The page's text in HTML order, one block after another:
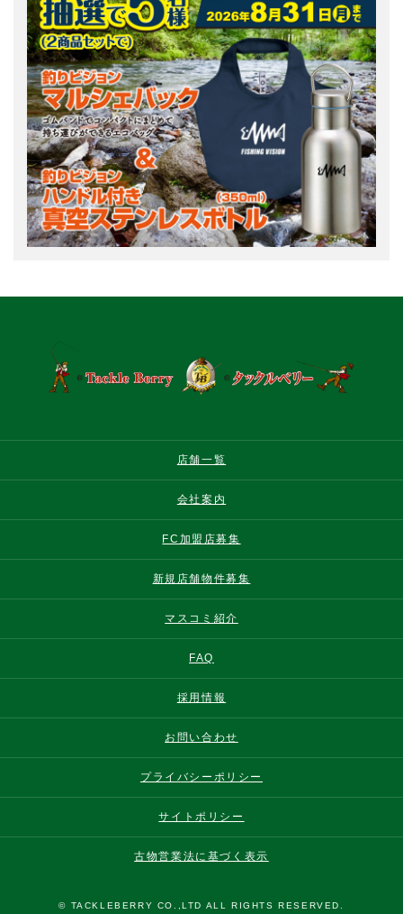
店舗一覧
会社案内
FC加盟店募集
新規店舗物件募集
マスコミ紹介
FAQ
採用情報
お問い合わせ
プライバシーポリシー
サイトポリシー
古物営業法に基づく表示
© TACKLEBERRY CO.,LTD ALL RIGHTS RESERVED.